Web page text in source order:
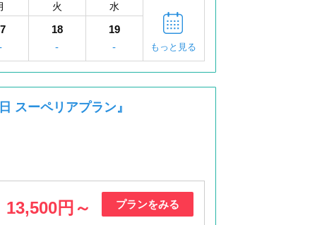
火 水
18
-
19
-
もっと見る
スーペリアプラン』
13,500円～ プランをみる